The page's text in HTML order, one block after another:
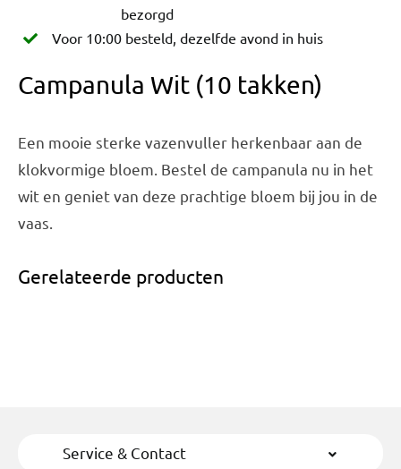
bezorgd
Voor 10:00 besteld, dezelfde avond in huis
Campanula Wit (10 takken)
Een mooie sterke vazenvuller herkenbaar aan de
klokvormige bloem. Bestel de campanula nu in het
wit en geniet van deze prachtige bloem bij jou in de
vaas.
Gerelateerde producten
Service & Contact